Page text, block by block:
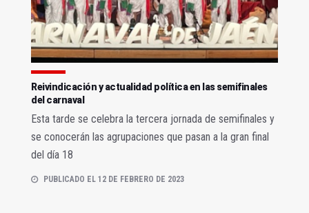
Reivindicación y actualidad política en las semifinales
del carnaval
Esta tarde se celebra la tercera jornada de semifinales y
se conocerán las agrupaciones que pasan a la gran final
del día 18
PUBLICADO EL 12 DE FEBRERO DE 2023